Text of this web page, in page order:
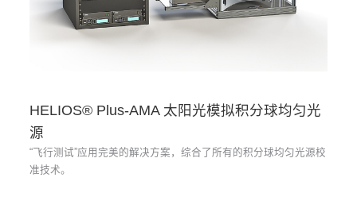
HELIOS® Plus-AMA 太阳光模拟积分球均匀光
源
“飞行测试”应用完美的解决方案，综合了所有的积分球均匀光源校
准技术。